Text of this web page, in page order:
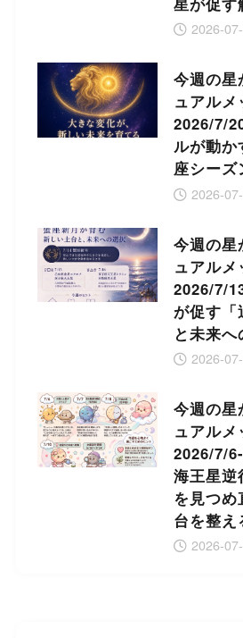
2026-
今週の星
ュアル
2026/7/
ルが動か
座シーズ
2026-
今週の星
ュアル
2026/7/
が促す「
と未来
2026-
今週の星
ュアル
2026/7/
海王星
を見つめ
台を整え
2026-